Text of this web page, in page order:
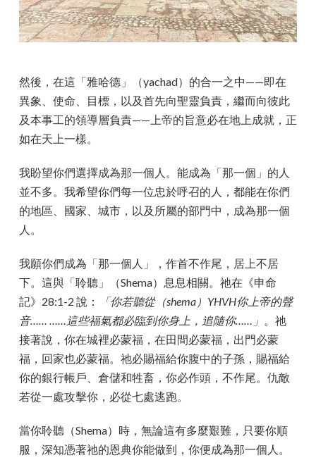
然後，在這「雅哈德」（yachad）的合一之中——即在
異象、使命、目標，以及首先向聖靈負責，繼而向彼此
及本事工的領導層負責——上帝的旨意必在地上成就，正
如在天上一樣。
我盼望你們選擇成為那一個人。能成為「那一個」的人
並不多。我希望你們每一位忠於呼召的人，都能在你們
的地區、國家、城市，以及所屬的部門中，成為那一個
人。
我願你們成為「那一個人」，作首不作尾，居上不居
下。這與「聆聽」（Shema）息息相關。祂在《申命
記》28:1-2 說：
「你若聽從（shema）YHVH你上帝的聲
音…… ……這些福氣都必臨到你身上，追隨你……」 。祂
接著說，你在城裡必蒙福，在田間必蒙福，出門必蒙
福，回家也必蒙福。祂必賜福給你腹中的子孫，賜福給
你的銀行帳戶、倉儲和牲畜，你必作頭，不作尾。仇敵
若從一處攻擊你，必從七處逃跑。
當你聆聽（Shema）時，無論這有多麼艱難，只要你順
服，深知憑著祂的恩典你能做到，你便成為那一個人。